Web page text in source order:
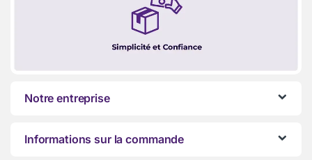
Notre entreprise
Informations sur la commande